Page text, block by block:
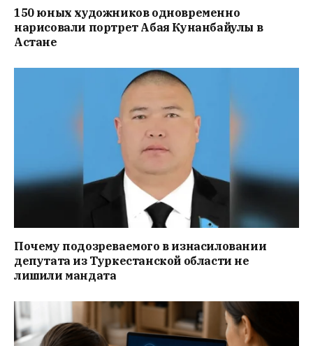
150 юных художников одновременно
нарисовали портрет Абая Кунанбайулы в
Астане
Почему подозреваемого в изнасиловании
депутата из Туркестанской области не
лишили мандата